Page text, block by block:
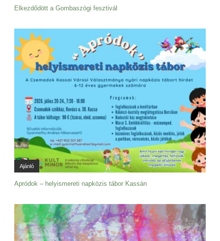
Elkezdődött a Gombaszögi fesztivál
Ajánló
Apródok – helyismereti napközis tábor Kassán